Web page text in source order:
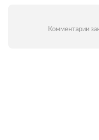
Комментарии